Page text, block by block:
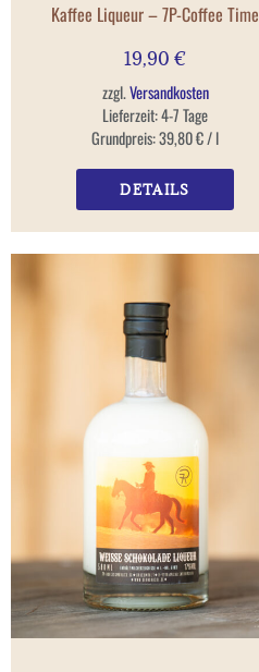
Kaffee Liqueur – 7P-Coffee Time
19,90 €
zzgl.Versandkosten
Lieferzeit:4-7 Tage
Grundpreis:39,80€/l
DETAILS